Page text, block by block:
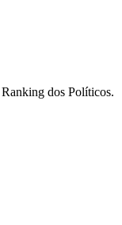
dos Políticos.